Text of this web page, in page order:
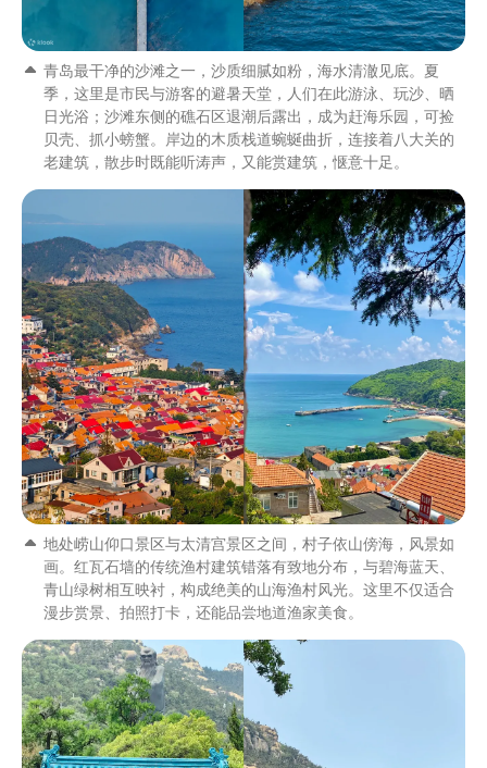
青岛最干净的沙滩之一，沙质细腻如粉，海水清澈见底。夏
季，这里是市民与游客的避暑天堂，人们在此游泳、玩沙、晒
日光浴；沙滩东侧的礁石区退潮后露出，成为赶海乐园，可捡
贝壳、抓小螃蟹。岸边的木质栈道蜿蜒曲折，连接着八大关的
老建筑，散步时既能听涛声，又能赏建筑，惬意十足。
地处崂山仰口景区与太清宫景区之间，村子依山傍海，风景如
画。红瓦石墙的传统渔村建筑错落有致地分布，与碧海蓝天、
青山绿树相互映衬，构成绝美的山海渔村风光。这里不仅适合
漫步赏景、拍照打卡，还能品尝地道渔家美食。